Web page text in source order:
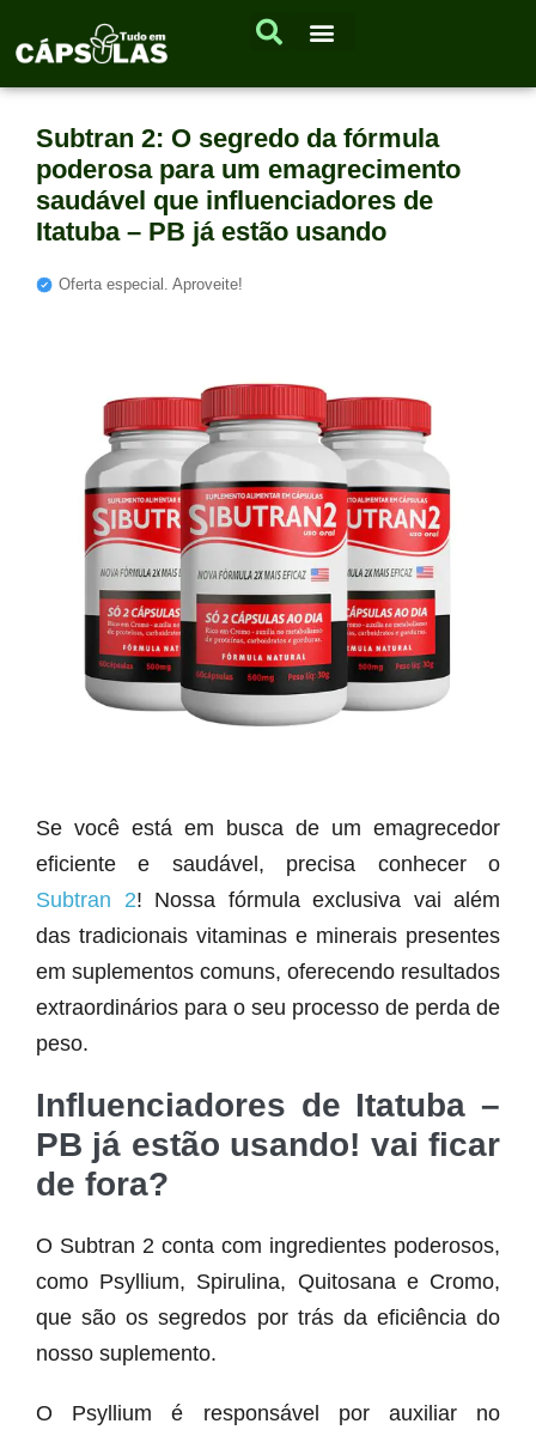
Subtran 2: O segredo da fórmula
poderosa para um emagrecimento
saudável que influenciadores de
Itatuba – PB já estão usando
Oferta especial. Aproveite!
Se você está em busca de um emagrecedor
eficiente e saudável, precisa conhecer o
Subtran 2! Nossa fórmula exclusiva vai além
das tradicionais vitaminas e minerais presentes
em suplementos comuns, oferecendo resultados
extraordinários para o seu processo de perda de
peso.
Influenciadores de Itatuba –
PB já estão usando! vai ficar
de fora?
O Subtran 2 conta com ingredientes poderosos,
como Psyllium, Spirulina, Quitosana e Cromo,
que são os segredos por trás da eficiência do
nosso suplemento.
O Psyllium é responsável por auxiliar no